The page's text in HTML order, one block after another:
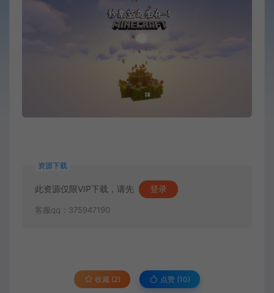
资源下载
此资源仅限VIP下载，请先 登录
客服qq：375947190
收藏 (2) 点赞 (10)